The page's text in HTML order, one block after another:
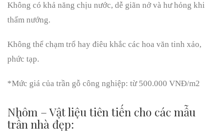
Không có khả năng chịu nước, dễ giãn nở và hư hỏng khi
thấm nướng.
Không thể chạm trổ hay điêu khắc các hoa văn tinh xảo,
phức tạp.
*Mức giá của trần gỗ công nghiệp: từ 500.000 VNĐ/m2
Nhôm – Vật liệu tiên tiến cho các mẫu
trần nhà đẹp: